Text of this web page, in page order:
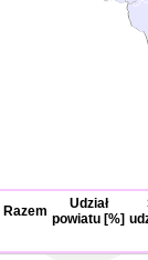
Razem
Udział
powiatu [%]